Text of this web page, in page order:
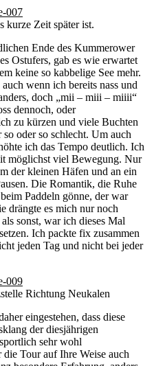
kurze Zeit später ist.
Ende des Kummerower
Ostufers, gab es wie erwartet
keine so kabbelige See mehr.
wenn ich bereits nass und
doch „mii – miii – miiii“
dennoch, oder
zu kürzen und viele Buchten
oder so schlecht. Um auch
ich das Tempo deutlich. Ich
möglichst viel Bewegung. Nur
der kleinen Häfen und an ein
Die Romantik, die Ruhe
Paddeln gönne, der war
drängte es mich nur noch
sonst, war ich dieses Mal
Ich packte fix zusammen
jeden Tag und nicht bei jeder
Richtung Neukalen
eingestehen, dass diese
der diesjährigen
sehr wohl
Tour auf Ihre Weise auch